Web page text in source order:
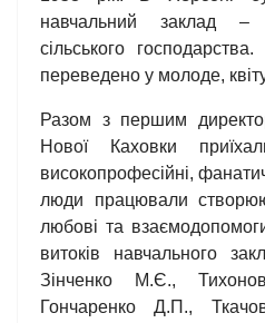
навчальний заклад –
сільського
переведено у молоде,
Разом з першим
Нової Каховки
високопрофесійні,
люди працювали
любові та
витоків навчального
Зінченко М.Є.,
Гончаренко Д.П.,